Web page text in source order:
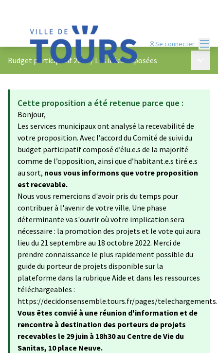
Se connecter
Budget participatif 2022/ Les idées déposées
Cette proposition a été retenue parce que :
Bonjour,
Les services municipaux ont analysé la recevabilité de
votre proposition. Avec l’accord du Comité de suivi du
budget participatif composé d’élu.e.s de la majorité
comme de l’opposition, ainsi que d’habitant.e.s tiré.e.s
au sort, nous vous informons que votre proposition
est recevable.
Nous vous remercions d'avoir pris du temps pour
contribuer à l'avenir de votre ville. Une phase
déterminante va s'ouvrir où votre implication sera
nécessaire : la promotion des projets et le vote qui aura
lieu du 21 septembre au 18 octobre 2022. Merci de
prendre connaissance le plus rapidement possible du
guide du porteur de projets disponible sur la
plateforme dans la rubrique Aide et dans les ressources
téléchargeables :
https://decidonsensemble.tours.fr/pages/telechargements.
Vous êtes convié à une réunion d'information et de
rencontre à destination des porteurs de projets
recevables le 29 juin à 18h30 au Centre de Vie du
Sanitas, 10 place Neuve.